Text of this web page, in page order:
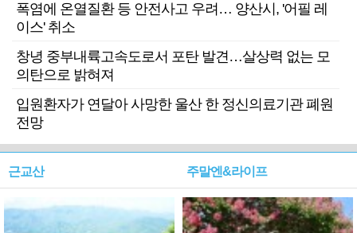
폭염에 온열질환 등 안전사고 우려… 양산시, '어필 레
이스' 취소
창녕 중부내륙고속도로서 포탄 발견…살상력 없는 모
의탄으로 밝혀져
입원환자가 연달아 사망한 울산 한 정신의료기관 폐원
전망
근교산 주말엔&라이프